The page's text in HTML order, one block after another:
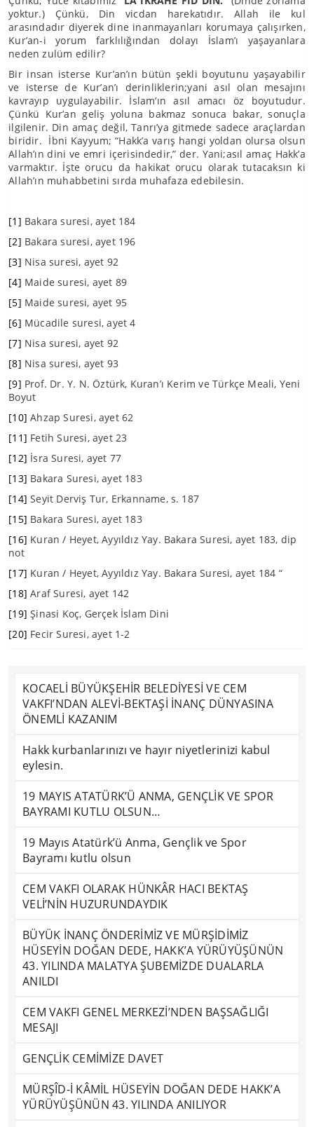
yoktur.) Çünkü, Din vicdan harekatıdır. Allah ile kul
arasındadır diyerek dine inanmayanları korumaya çalışırken,
Kur’an-i yorum farklılığından dolayı İslam’ı yaşayanlara
neden zulüm edilir?
Bir insan isterse Kur’an’ın bütün şekli boyutunu yaşayabilir
ve isterse de Kur’an’ı derinliklerin;yani asıl olan mesajını
kavrayıp uygulayabilir. İslam’ın asıl amacı öz boyutudur.
Çünkü Kur’an geliş yoluna bakmaz sonuca bakar, sonuçla
ilgilenir. Din amaç değil, Tanrı’ya gitmede sadece araçlardan
biridir. İbni Kayyum; “Hakk’a varış hangi yoldan olursa olsun
Allah’ın dini ve emri içerisindedir,” der. Yani;asıl amaç Hakk’a
varmaktır. İşte orucu da hakikat orucu olarak tutacaksın ki
Allah’ın muhabbetini sırda muhafaza edebilesin.
[1] Bakara suresi, ayet 184
[2] Bakara suresi, ayet 196
[3] Nisa suresi, ayet 92
[4] Maide suresi, ayet 89
[5] Maide suresi, ayet 95
[6] Mücadile suresi, ayet 4
[7] Nisa suresi, ayet 92
[8] Nisa suresi, ayet 93
[9] Prof. Dr. Y. N. Öztürk, Kuran’ı Kerim ve Türkçe Meali, Yeni
Boyut
[10] Ahzap Suresi, ayet 62
[11] Fetih Suresi, ayet 23
[12] İsra Suresi, ayet 77
[13] Bakara Suresi, ayet 183
[14] Seyit Derviş Tur, Erkanname, s. 187
[15] Bakara Suresi, ayet 183
[16] Kuran / Heyet, Ayyıldız Yay. Bakara Suresi, ayet 183, dip
not
[17] Kuran / Heyet, Ayyıldız Yay. Bakara Suresi, ayet 184 “
[18] Araf Suresi, ayet 142
[19] Şinasi Koç, Gerçek İslam Dini
[20] Fecir Suresi, ayet 1-2
KOCAELİ BÜYÜKŞEHİR BELEDİYESİ VE CEM
VAKFI’NDAN ALEVİ-BEKTAŞİ İNANÇ DÜNYASINA
ÖNEMLİ KAZANIM
Hakk kurbanlarınızı ve hayır niyetlerinizi kabul
eylesin.
19 MAYIS ATATÜRK’Ü ANMA, GENÇLİK VE SPOR
BAYRAMI KUTLU OLSUN…
19 Mayıs Atatürk’ü Anma, Gençlik ve Spor
Bayramı kutlu olsun
CEM VAKFI OLARAK HÜNKÂR HACI BEKTAŞ
VELİ’NİN HUZURUNDAYDIK
BÜYÜK İNANÇ ÖNDERİMİZ VE MÜRŞİDİMİZ
HÜSEYİN DOĞAN DEDE, HAKK’A YÜRÜYÜŞÜNÜN
43. YILINDA MALATYA ŞUBEMİZDE DUALARLA
ANILDI
CEM VAKFI GENEL MERKEZİ’NDEN BAŞSAĞLIĞI
MESAJI
GENÇLİK CEMİMİZE DAVET
MÜRŞÎD-İ KÂMİL HÜSEYİN DOĞAN DEDE HAKK’A
YÜRÜYÜŞÜNÜN 43. YILINDA ANILIYOR